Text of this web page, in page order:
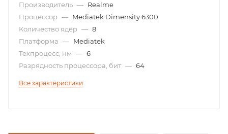
Производитель — Realme
Процессор — Mediatek Dimensity 6300
Количество ядер — 8
Платформа — Mediatek
Техпроцесс, нм — 6
Разрядность процессора, бит — 64
Все характеристики